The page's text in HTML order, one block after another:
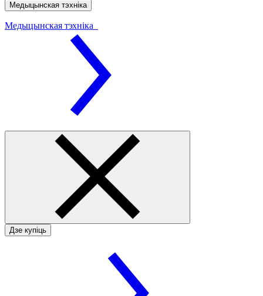
Медыцынская тэхніка
Медыцынская тэхніка
Дзе купіць